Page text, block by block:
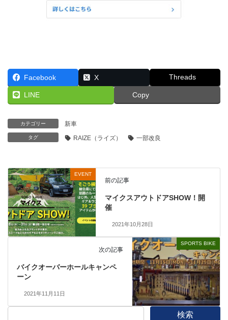
Facebook X Threads
LINE Copy
カテゴリー 新車
タグ RAIZE（ライズ） 一部改良
EVENT
前の記事
マイクスアウトドアSHOW！開
催
2021年10月28日
SPORTS BIKE
次の記事
バイクオーバーホールキャンペ
ーン
2021年11月11日
検索